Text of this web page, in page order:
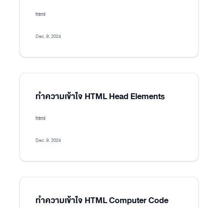
html
Dec. 9, 2024
ทำความเข้าใจ HTML Head Elements
html
Dec. 9, 2024
ทำความเข้าใจ HTML Computer Code